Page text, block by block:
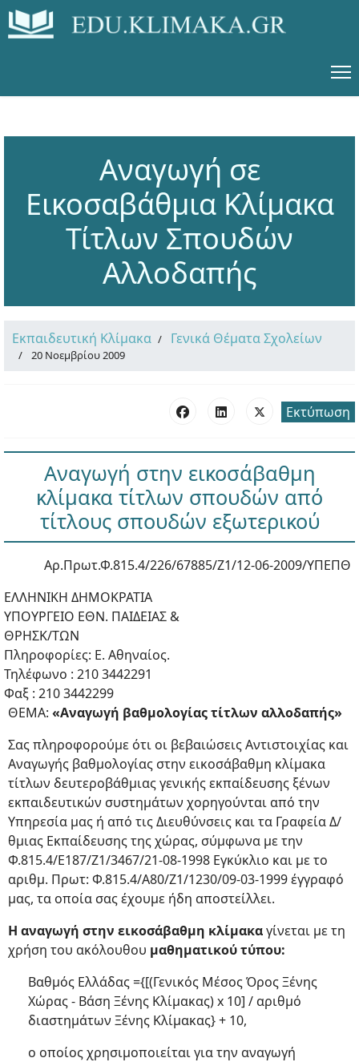
Αναγωγή σε
Εικοσαβάθμια Κλίμακα
Τίτλων Σπουδών
Αλλοδαπής
Εκπαιδευτική Κλίμακα Γενικά Θέματα Σχολείων
20 Νοεμβρίου 2009
Εκτύπωση
Αναγωγή στην εικοσάβαθμη
κλίμακα τίτλων σπουδών από
τίτλους σπουδών εξωτερικού
Αρ.Πρωτ.Φ.815.4/226/67885/Ζ1/12-06-2009/ΥΠΕΠΘ
ΕΛΛΗΝΙΚΗ ΔΗΜΟΚΡΑΤΙΑ
ΥΠΟΥΡΓΕΙΟ ΕΘΝ. ΠΑΙΔΕΙΑΣ &
ΘΡΗΣΚ/ΤΩΝ
Πληροφορίες: Ε. Αθηναίος.
Τηλέφωνο : 210 3442291
Φαξ : 210 3442299
ΘΕΜΑ: «Αναγωγή βαθμολογίας τίτλων αλλοδαπής»
Σας πληροφορούμε ότι οι βεβαιώσεις Αντιστοιχίας και
Αναγωγής βαθμολογίας στην εικοσάβαθμη κλίμακα
τίτλων δευτεροβάθμιας γενικής εκπαίδευσης ξένων
εκπαιδευτικών συστημάτων χορηγούνται από την
Υπηρεσία μας ή από τις Διευθύνσεις και τα Γραφεία Δ/
θμιας Εκπαίδευσης της χώρας, σύμφωνα με την
Φ.815.4/Ε187/Ζ1/3467/21-08-1998 Εγκύκλιo και με το
αριθμ. Πρωτ: Φ.815.4/Α80/Ζ1/1230/09-03-1999 έγγραφό
μας, τα οποία σας έχουμε ήδη αποστείλλει.
Η αναγωγή στην εικοσάβαθμη κλίμακαγίνεται με τη
χρήση του ακόλουθου μαθηματικού τύπου:
Βαθμός Ελλάδας ={[(Γενικός Μέσος Όρος Ξένης
Χώρας - Βάση Ξένης Κλίμακας) x 10] / αριθμό
διαστημάτων Ξένης Κλίμακας} + 10,
ο οποίος χρησιμοποιείται για την αναγωγή